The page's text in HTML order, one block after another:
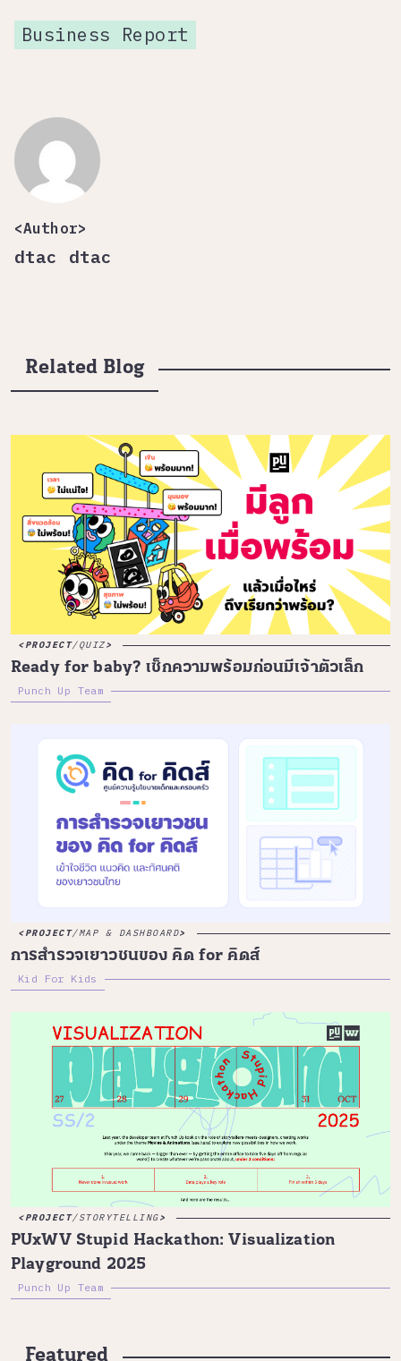
Business Report
<Author>
dtac dtac
Related Blog
PROJECT/QUIZ
Ready for baby? เช็กความพร้อมก่อนมีเจ้าตัวเล็ก
Punch Up Team
PROJECT/MAP & DASHBOARD
การสำรวจเยาวชนของ คิด for คิดส์
Kid For Kids
PROJECT/STORYTELLING
PUxWV Stupid Hackathon: Visualization
Playground 2025
Punch Up Team
Featured